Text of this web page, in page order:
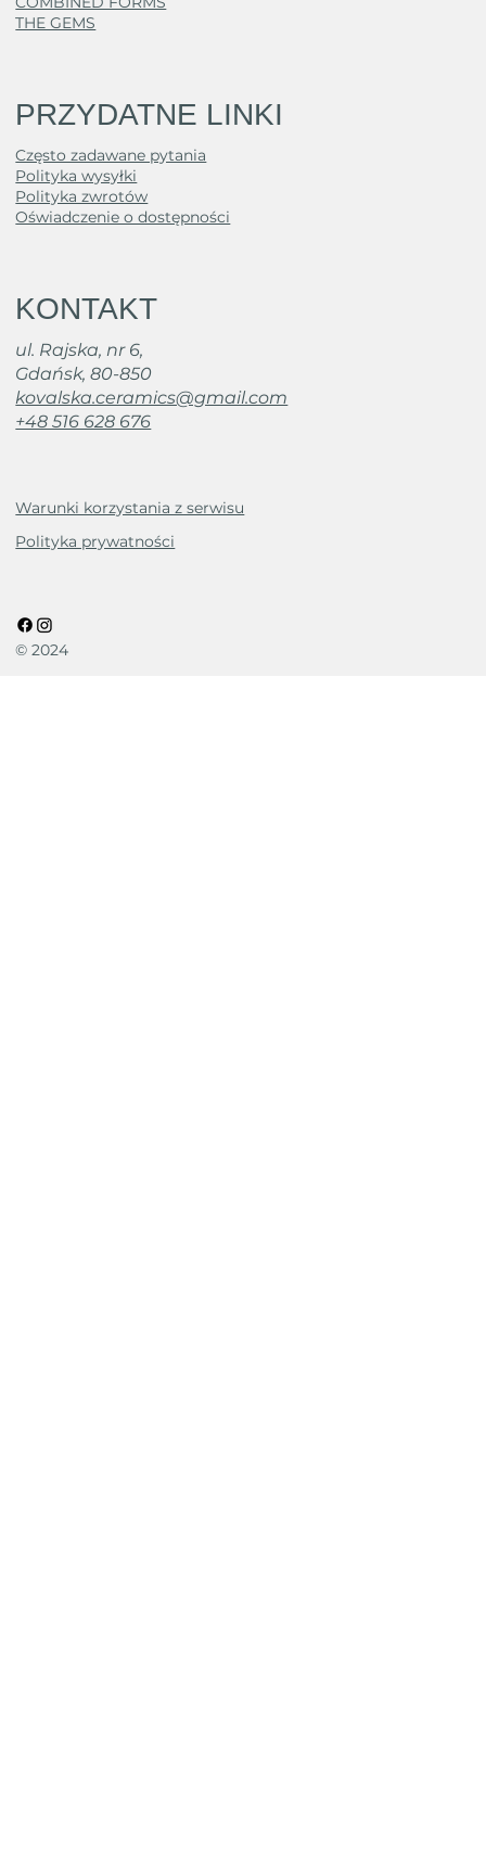
THE GEMS
PRZYDATNE LINKI
Często zadawane pytania
Polityka wysyłki
Polityka zwrotów
Oświadczenie o dostępności
KONTAKT
ul. Rajska, nr 6,
Gdańsk, 80-850
kovalska.ceramics@gmail.com
+48 516 628 676
Warunki korzystania z serwisu
Polityka prywatności
© 2024